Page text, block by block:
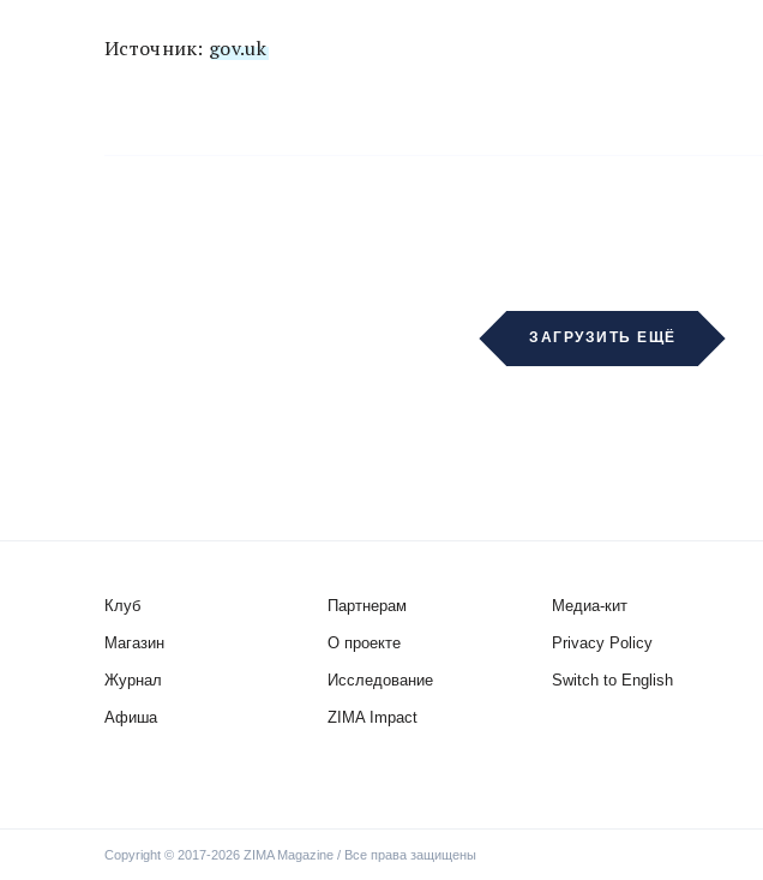
Источник: gov.uk
ЗАГРУЗИТЬ ЕЩЁ
Клуб
Магазин
Журнал
Афиша
Партнерам
О проекте
Исследование
ZIMA Impact
Медиа-кит
Privacy Policy
Switch to English
Copyright © 2017-2026 ZIMA Magazine / Все права защищены